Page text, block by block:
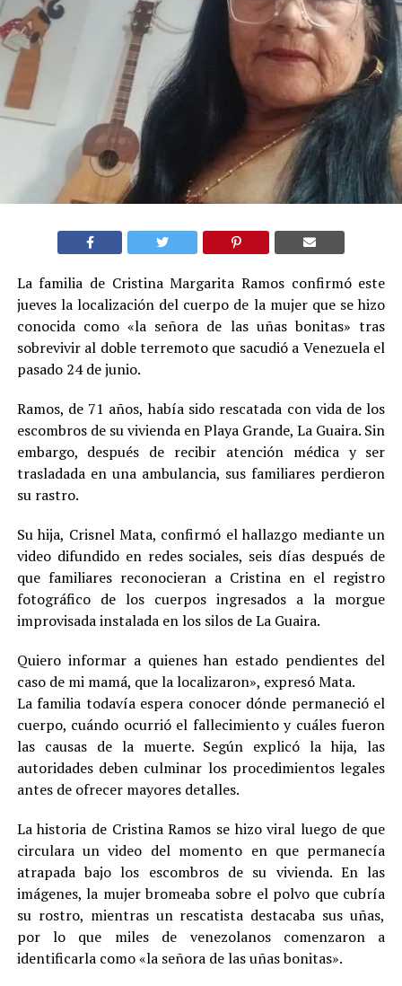
La familia de Cristina Margarita Ramos confirmó este
jueves la localización del cuerpo de la mujer que se hizo
conocida como «la señora de las uñas bonitas» tras
sobrevivir al doble terremoto que sacudió a Venezuela el
pasado 24 de junio.
Ramos, de 71 años, había sido rescatada con vida de los
escombros de su vivienda en Playa Grande, La Guaira. Sin
embargo, después de recibir atención médica y ser
trasladada en una ambulancia, sus familiares perdieron
su rastro.
Su hija, Crisnel Mata, confirmó el hallazgo mediante un
video difundido en redes sociales, seis días después de
que familiares reconocieran a Cristina en el registro
fotográfico de los cuerpos ingresados a la morgue
improvisada instalada en los silos de La Guaira.
Quiero informar a quienes han estado pendientes del
caso de mi mamá, que la localizaron», expresó Mata.
La familia todavía espera conocer dónde permaneció el
cuerpo, cuándo ocurrió el fallecimiento y cuáles fueron
las causas de la muerte. Según explicó la hija, las
autoridades deben culminar los procedimientos legales
antes de ofrecer mayores detalles.
La historia de Cristina Ramos se hizo viral luego de que
circulara un video del momento en que permanecía
atrapada bajo los escombros de su vivienda. En las
imágenes, la mujer bromeaba sobre el polvo que cubría
su rostro, mientras un rescatista destacaba sus uñas,
por lo que miles de venezolanos comenzaron a
identificarla como «la señora de las uñas bonitas».